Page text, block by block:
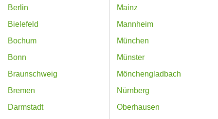
Berlin
Bielefeld
Bochum
Bonn
Braunschweig
Bremen
Darmstadt
Mainz
Mannheim
München
Münster
Mönchengladbach
Nürnberg
Oberhausen